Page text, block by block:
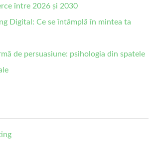
între 2026 și 2030
Digital: Ce se întâmplă în mintea ta
de persuasiune: psihologia din spatele